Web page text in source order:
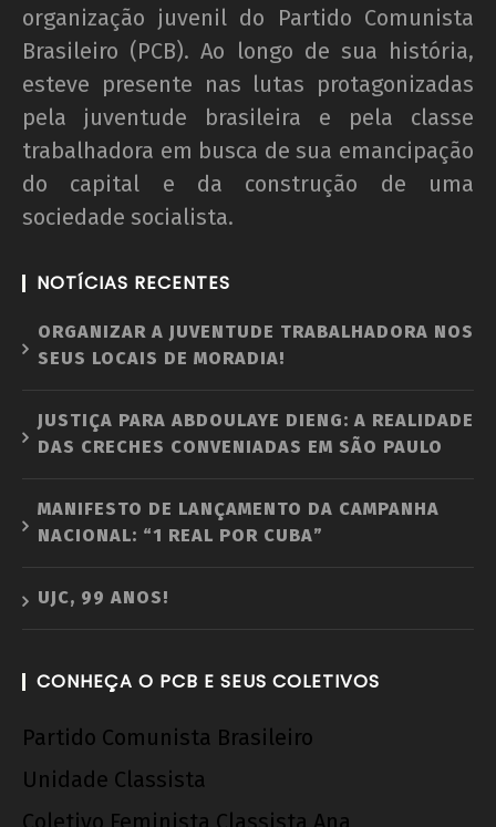
organização juvenil do Partido Comunista
Brasileiro (PCB). Ao longo de sua história,
esteve presente nas lutas protagonizadas
pela juventude brasileira e pela classe
trabalhadora em busca de sua emancipação
do capital e da construção de uma
sociedade socialista.
NOTÍCIAS RECENTES
ORGANIZAR A JUVENTUDE TRABALHADORA NOS
SEUS LOCAIS DE MORADIA!
JUSTIÇA PARA ABDOULAYE DIENG: A REALIDADE
DAS CRECHES CONVENIADAS EM SÃO PAULO
MANIFESTO DE LANÇAMENTO DA CAMPANHA
NACIONAL: “1 REAL POR CUBA”
UJC, 99 ANOS!
CONHEÇA O PCB E SEUS COLETIVOS
Partido Comunista Brasileiro
Unidade Classista